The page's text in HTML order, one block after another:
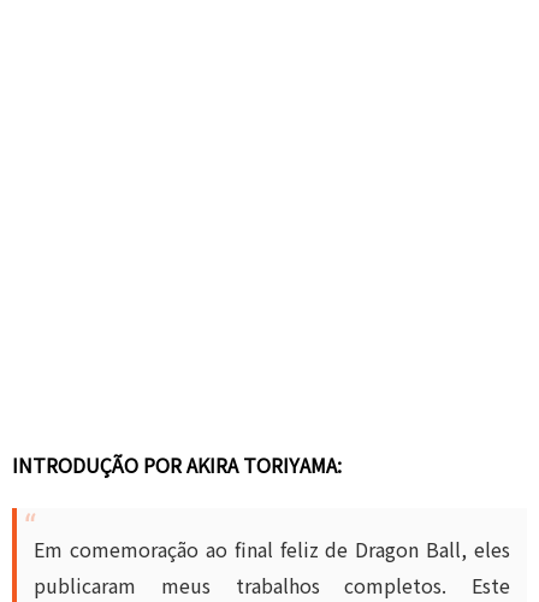
INTRODUÇÃO POR AKIRA TORIYAMA:
Em comemoração ao final feliz de Dragon Ball, eles
publicaram meus trabalhos completos. Este